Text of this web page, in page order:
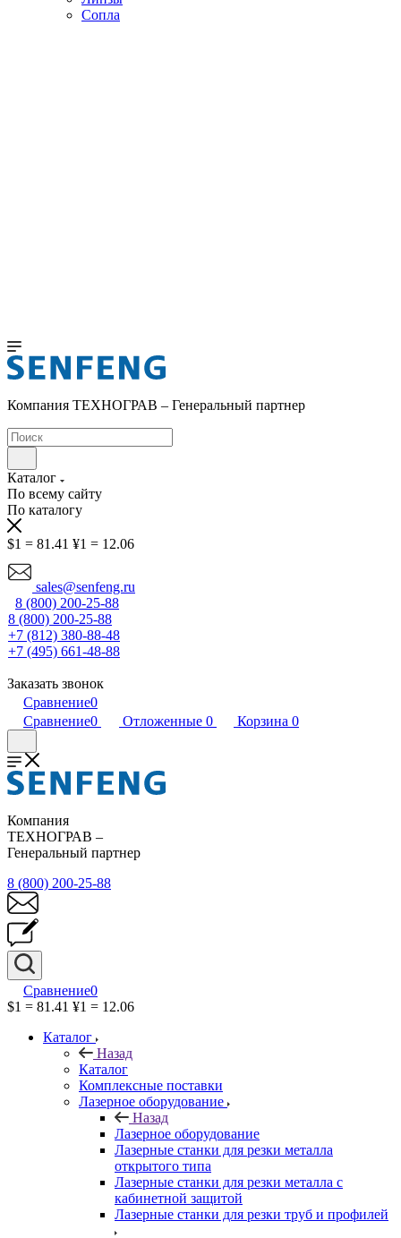
Сопла
Компания ТЕХНОГРАВ – Генеральный партнер
Каталог
По всему сайту
По каталогу
$1 = 81.41 ¥1 = 12.06
sales@senfeng.ru
8 (800) 200-25-88
8 (800) 200-25-88
+7 (812) 380-88-48
+7 (495) 661-48-88
Заказать звонок
Сравнение0
Сравнение0 Отложенные 0 Корзина 0
Компания
ТЕХНОГРАВ –
Генеральный партнер
8 (800) 200-25-88
Сравнение0
$1 = 81.41 ¥1 = 12.06
Каталог
Назад
Каталог
Комплексные поставки
Лазерное оборудование
Назад
Лазерное оборудование
Лазерные станки для резки металла
открытого типа
Лазерные станки для резки металла с
кабинетной защитой
Лазерные станки для резки труб и профилей